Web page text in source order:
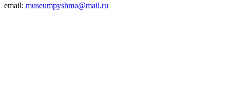
email: museumpyshma@mail.ru